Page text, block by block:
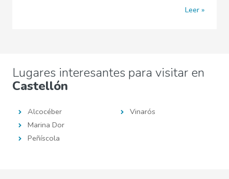
Leer
Lugares interesantes para visitar en
Castellón
Alcocéber
Marina Dor
Peñíscola
Vinarós